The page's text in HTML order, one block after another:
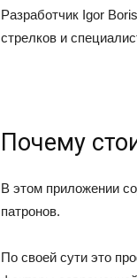
Разработчик Igor
стрелков и
Почему
В этом приложении
патронов.
По своей сути это